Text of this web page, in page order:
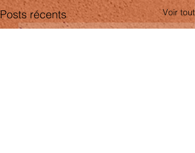
Posts récents Voir tout